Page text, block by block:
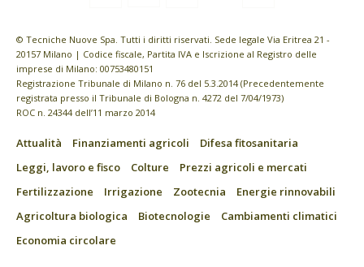
© Tecniche Nuove Spa. Tutti i diritti riservati. Sede legale Via Eritrea 21 -
20157 Milano | Codice fiscale, Partita IVA e Iscrizione al Registro delle
imprese di Milano: 00753480151
Registrazione Tribunale di Milano n. 76 del 5.3.2014 (Precedentemente
registrata presso il Tribunale di Bologna n. 4272 del 7/04/1973)
ROC n. 24344 dell’11 marzo 2014
Attualità Finanziamenti agricoli
Difesa fitosanitaria
Leggi, lavoro e fisco
Colture
Prezzi agricoli e mercati
Fertilizzazione
Irrigazione Zootecnia
Energie rinnovabili
Agricoltura biologica
Biotecnologie
Cambiamenti climatici
Economia circolare